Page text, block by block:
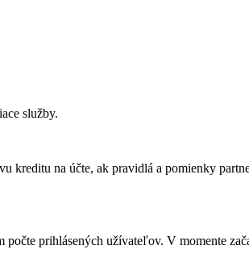
služby.
kreditu na účte, ak pravidlá a pomienky
prihlásených užívateľov. V momente